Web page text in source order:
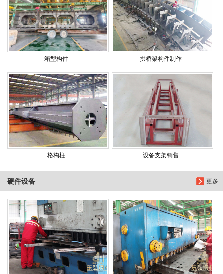
箱型构件 拱桥梁构件制作
格构柱 设备支架销售
更多
硬件设备